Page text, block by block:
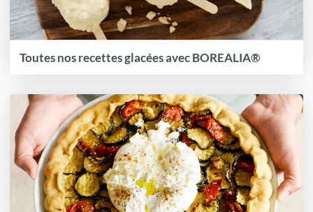
Toutes nos recettes glacées avec BOREALIA®